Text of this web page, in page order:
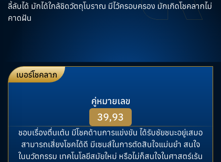
ลี้ลับได้ มักได้ใกล้ชิดวัตถุโบราณ มีไว้ครอบครอง มักเกิดโชคลากไม่
คาดฝัน
เบอร์โชคลาภ
คู่หมายเลข
39,93
ชอบเรื่องตื่นเต้น มีโชคด้านการแข่งขัน ได้รับชัยชนะอยู่เสมอ
สามารถเสี่ยงโชคได้ดี มีเซนส์ในการตัดสินใจแม่นยำ สนใจ
ในนวัตกรรม เทคโนโลยีสมัยใหม่ หรือไม่ก็สนใจในศาสตร์เร้น